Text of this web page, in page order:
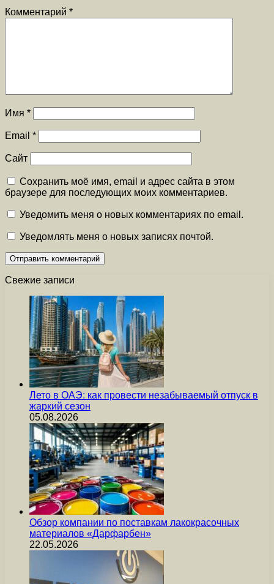
Комментарий *
Имя *
Email *
Сайт
Сохранить моё имя, email и адрес сайта в этом
браузере для последующих моих комментариев.
Уведомить меня о новых комментариях по email.
Уведомлять меня о новых записях почтой.
Свежие записи
Лето в ОАЭ: как провести незабываемый отпуск в
жаркий сезон
05.08.2026
Обзор компании по поставкам лакокрасочных
материалов «Дарфарбен»
22.05.2026